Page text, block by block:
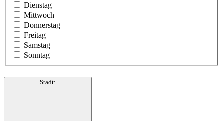
Dienstag
Mittwoch
Donnerstag
Freitag
Samstag
Sonntag
Stadt: